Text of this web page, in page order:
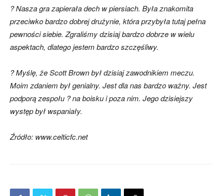
? Nasza gra zapierała dech w piersiach. Była znakomita
przeciwko bardzo dobrej drużynie, która przybyła tutaj pełna
pewności siebie. Zgraliśmy dzisiaj bardzo dobrze w wielu
aspektach, dlatego jestem bardzo szczęśliwy.
? Myślę, że Scott Brown był dzisiaj zawodnikiem meczu.
Moim zdaniem był genialny. Jest dla nas bardzo ważny. Jest
podporą zespołu ? na boisku i poza nim. Jego dzisiejszy
występ był wspaniały.
Źródło: www.celticfc.net